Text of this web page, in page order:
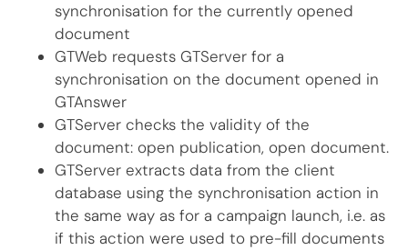
synchronisation for the currently opened
document
GTWeb requests GTServer for a
synchronisation on the document opened in
GTAnswer
GTServer checks the validity of the
document: open publication, open document.
GTServer extracts data from the client
database using the synchronisation action in
the same way as for a campaign launch, i.e. as
if this action were used to pre-fill documents